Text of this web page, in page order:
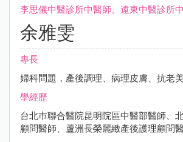
李思儀中醫診所中醫師、遠東中醫診所
余雅雯
專長
婦科問題，產後調理、病理皮膚、抗老
學經歷
台北巿聯合醫院昆明院區中醫部醫師、
顧問醫師、蘆洲長榮麗緻產後護理顧問